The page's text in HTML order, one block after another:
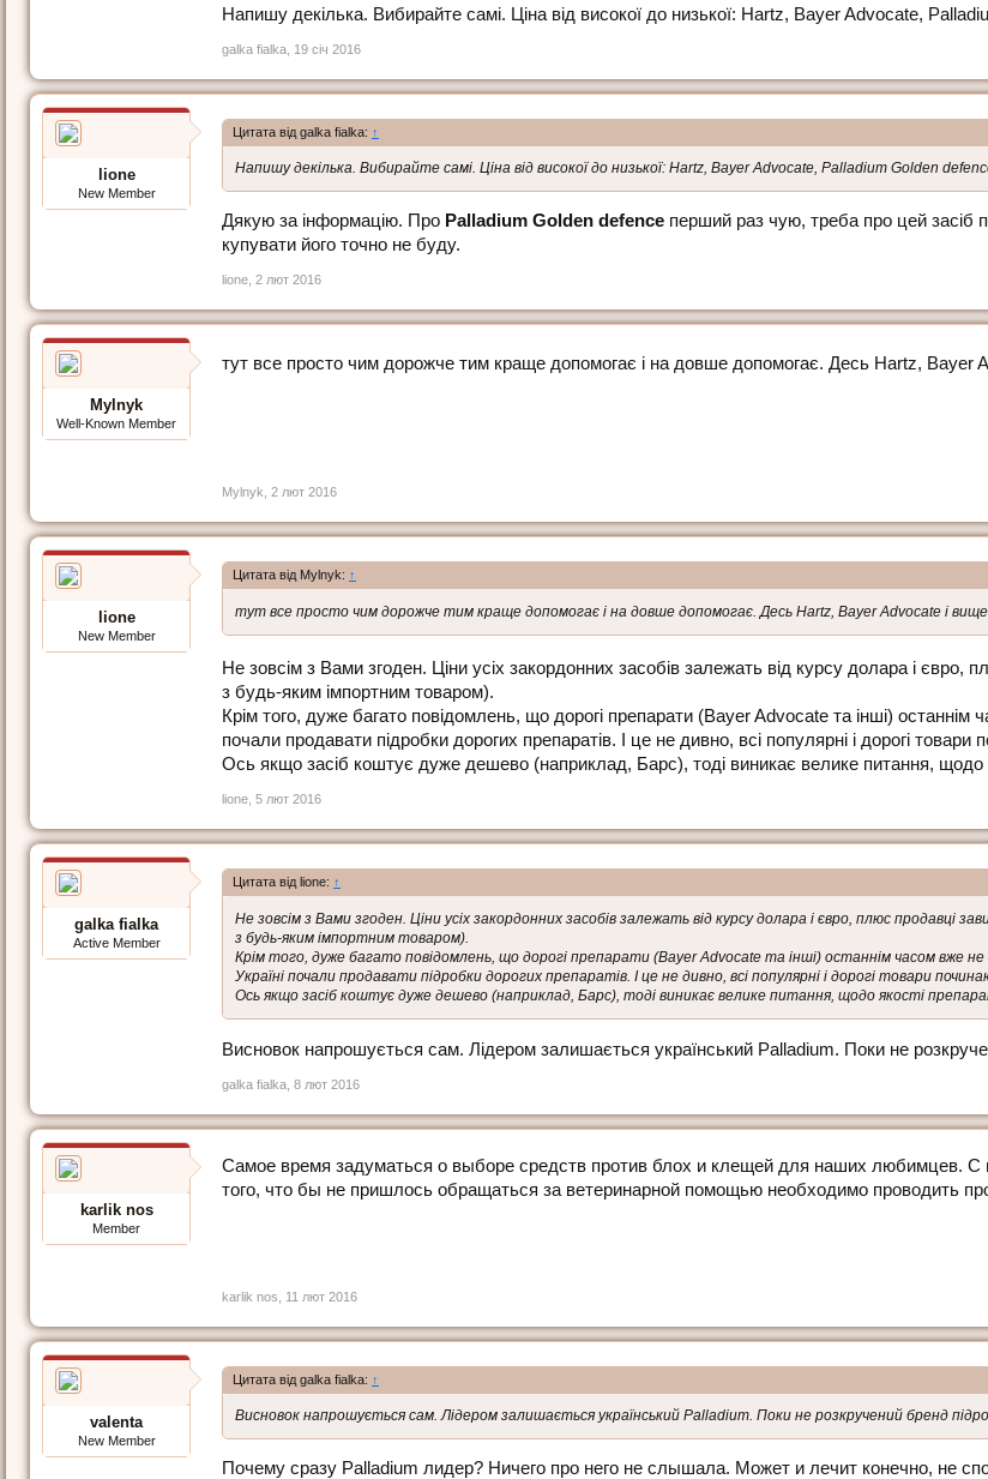
Напишу декілька. Вибирайте самі. Ціна від високої до низької: Hartz, Bayer Advocate,
galka fialka 19 січ 2016
lione
New Member
Цитата від galka fialka: ↑
Напишу декілька. Вибирайте самі. Ціна від високої до низької: Hartz, Bayer Advocate, Palladium Golden
Дякую за інформацію. Про Palladium Golden defence перший раз чую, треба про цей засіб
купувати його точно не буду.
lione 2 лют 2016
Mylnyk
Well-Known Member
тут все просто чим дорожче тим краще допомогає і на довше допомогає. Десь Hartz, Bayer
Mylnyk 2 лют 2016
lione
New Member
Цитата від Mylnyk: ↑
тут все просто чим дорожче тим краще допомогає і на довше допомогає. Десь Hartz, Bayer Advocate і
Не зовсім з Вами згоден. Ціни усіх закордонних засобів залежать від курсу долара і
з будь-яким імпортним товаром).
Крім того, дуже багато повідомлень, що дорогі препарати (Bayer Advocate та інші)
почали продавати підробки дорогих препаратів. І це не дивно, всі популярні і дорогі
Ось якщо засіб коштує дуже дешево (наприклад, Барс), тоді виникає велике питання, щодо
lione 5 лют 2016
galka fialka
Active Member
Цитата від lione: ↑
Не зовсім з Вами згоден. Ціни усіх закордонних засобів залежать від курсу долара і євро, плюс продавці
з будь-яким імпортним товаром).
Крім того, дуже багато повідомлень, що дорогі препарати (Bayer Advocate та інші) останнім часом вже
Україні почали продавати підробки дорогих препаратів. І це не дивно, всі популярні і дорогі товари
Ось якщо засіб коштує дуже дешево (наприклад, Барс), тоді виникає велике питання, щодо якості
Висновок напрошується сам. Лідером залишається український Palladium. Поки не
galka fialka 8 лют 2016
karlik nos
Member
Самое время задуматься о выборе средств против блох и клещей для наших любимцев. С
того, что бы не пришлось обращаться за ветеринарной помощью необходимо проводить
karlik nos 11 лют 2016
valenta
New Member
Цитата від galka fialka: ↑
Висновок напрошується сам. Лідером залишається український Palladium. Поки не розкручений бренд
Почему сразу Palladium лидер? Ничего про него не слышала. Может и лечит конечно, не